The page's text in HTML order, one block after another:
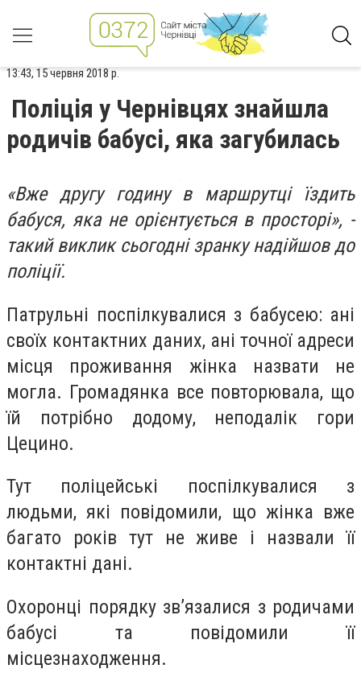
13:43, 15 червня 2018 р.
Поліція у Чернівцях знайшла
родичів бабусі, яка загубилась
«Вже другу годину в маршрутці їздить
бабуся, яка не орієнтується в просторі», -
такий виклик сьогодні зранку надійшов до
поліції.
Патрульні поспілкувалися з бабусею: ані
своїх контактних даних, ані точної адреси
місця проживання жінка назвати не
могла. Громадянка все повторювала, що
їй потрібно додому, неподалік гори
Цецино.
Тут поліцейські поспілкувалися з
людьми, які повідомили, що жінка вже
багато років тут не живе і назвали її
контактні дані.
Охоронці порядку зв’язалися з родичами
бабусі та повідомили її
місцезнаходження.